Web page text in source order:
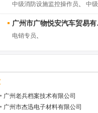
海外产品运营、
中级消防设施监控操作员、 中级消防设施
机械管理员、
广州
电销专员、
广州老兵档案技术有限公司
广州市杰迅电子材料有限公司